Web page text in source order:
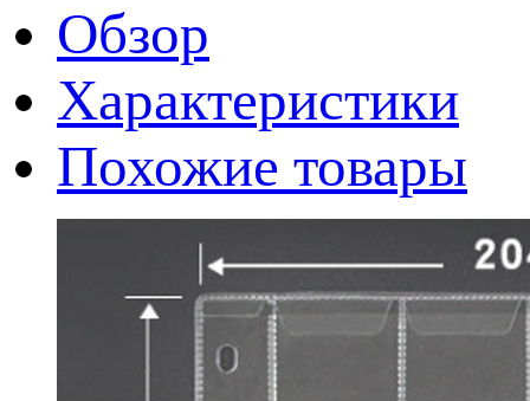
Обзор
Характеристики
Похожие товары